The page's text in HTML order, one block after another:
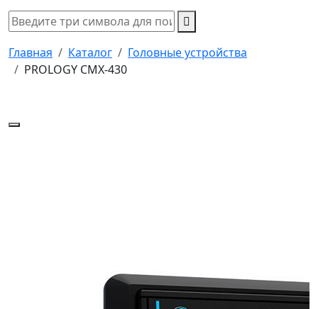
Главная Каталог
Головные устройства
PROLOGY CMX-430